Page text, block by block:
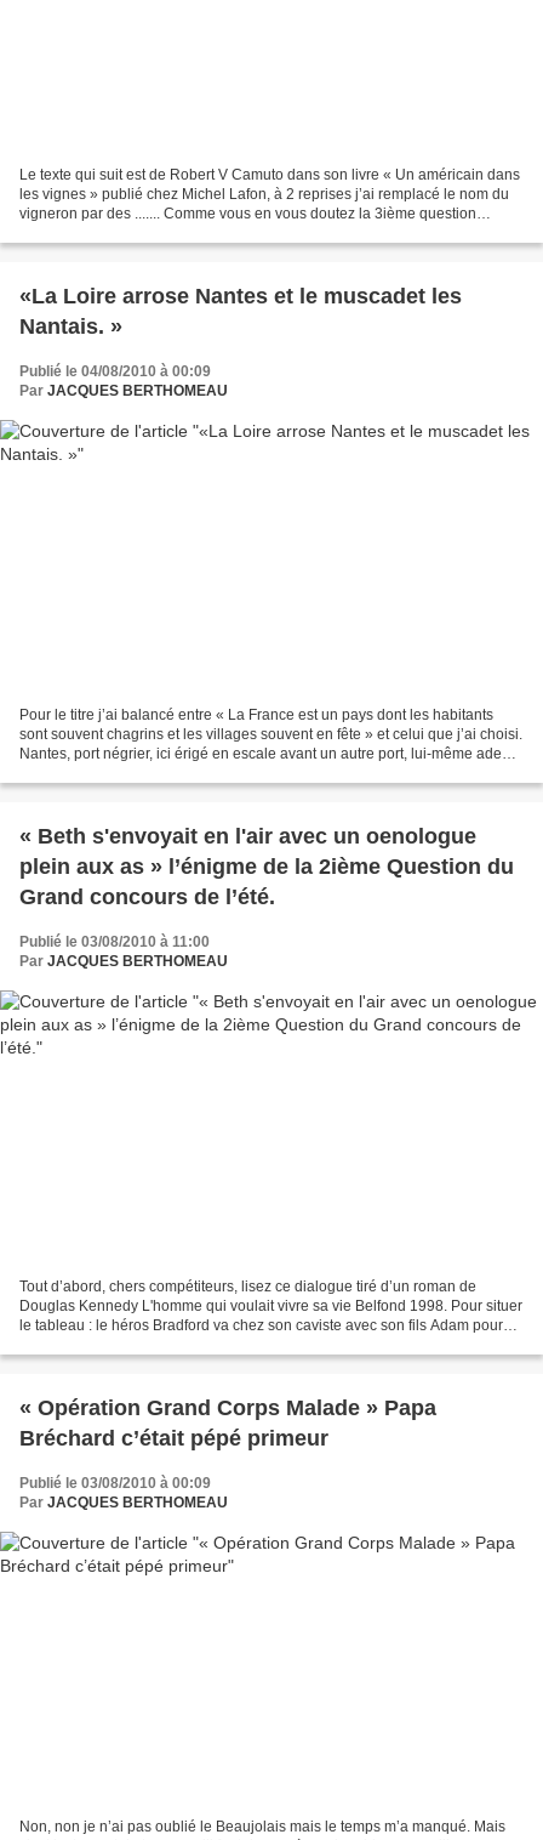
Le texte qui suit est de Robert V Camuto dans son livre « Un américain dans
les vignes » publié chez Michel Lafon, à 2 reprises j’ai remplacé le nom du
vigneron par des ....... Comme vous en vous doutez la 3ième question
«La Loire arrose Nantes et le muscadet les
Nantais. »
Publié le 04/08/2010 à 00:09
Par JACQUES BERTHOMEAU
Pour le titre j’ai balancé entre « La France est un pays dont les habitants
sont souvent chagrins et les villages souvent en fête » et celui que j’ai choisi.
Nantes, port négrier, ici érigé en escale avant un autre port, lui-même adepte
« Beth s'envoyait en l'air avec un oenologue
plein aux as » l’énigme de la 2ième Question du
Grand concours de l’été.
Publié le 03/08/2010 à 11:00
Par JACQUES BERTHOMEAU
Tout d’abord, chers compétiteurs, lisez ce dialogue tiré d’un roman de
Douglas Kennedy L'homme qui voulait vivre sa vie Belfond 1998. Pour situer
le tableau : le héros Bradford va chez son caviste avec son fils Adam pour
« Opération Grand Corps Malade » Papa
Bréchard c’était pépé primeur
Publié le 03/08/2010 à 00:09
Par JACQUES BERTHOMEAU
Non, non je n’ai pas oublié le Beaujolais mais le temps m’a manqué. Mais